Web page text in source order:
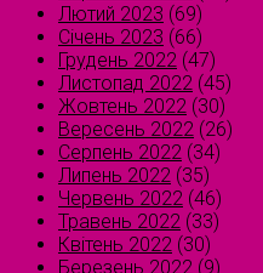
Лютий 2023 (69)
Січень 2023 (66)
Грудень 2022 (47)
Листопад 2022 (45)
Жовтень 2022 (30)
Вересень 2022 (26)
Серпень 2022 (34)
Липень 2022 (35)
Червень 2022 (46)
Травень 2022 (33)
Квітень 2022 (30)
Березень 2022 (9)